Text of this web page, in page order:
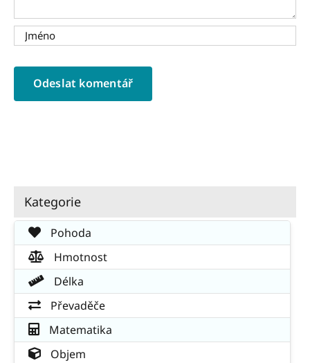
Kategorie
Pohoda
Hmotnost
Délka
Převaděče
Matematika
Objem